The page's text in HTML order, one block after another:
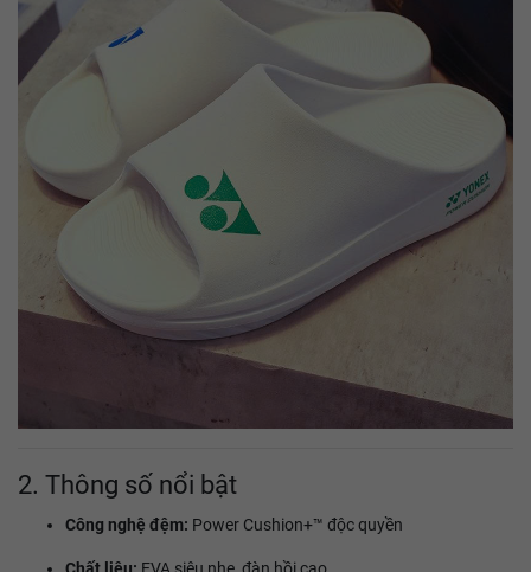
2. Thông số nổi bật
Công nghệ đệm: Power Cushion+™ độc quyền